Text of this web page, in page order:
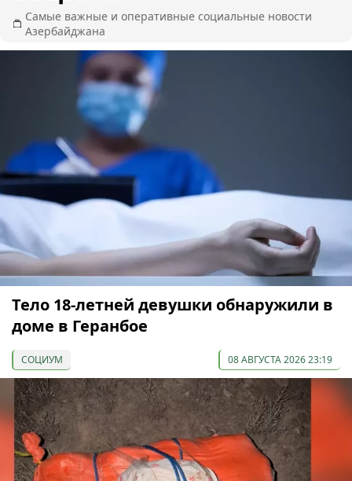
Самые важные и оперативные социальные новости
Азербайджана
Тело 18-летней девушки обнаружили в
доме в Геранбое
СОЦИУМ 08 АВГУСТА 2026 23:19